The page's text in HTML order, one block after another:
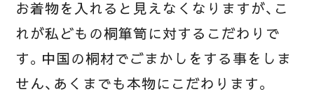
お着物を入れると見えなくなりますが、こ
れが私どもの桐箪笥に対するこだわりで
す。中国の桐材でごまかしをする事をしま
せん、あくまでも本物にこだわります。